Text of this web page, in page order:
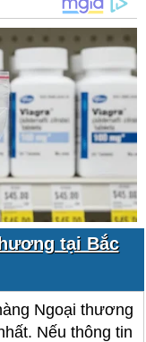
tại Bắc
Ngoại thương
Nếu thông tin